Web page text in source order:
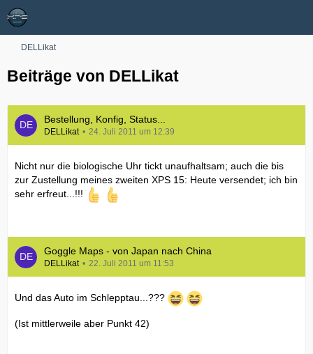
DELLikat
Beiträge von DELLikat
Bestellung, Konfig, Status...
DELLikat 24. Juli 2011 um 12:39
Nicht nur die biologische Uhr tickt unaufhaltsam; auch die bis
zur Zustellung meines zweiten XPS 15: Heute versendet; ich bin
sehr erfreut...!!!
Goggle Maps - von Japan nach China
DELLikat 22. Juli 2011 um 11:53
Und das Auto im Schlepptau...???
(Ist mittlerweile aber Punkt 42)